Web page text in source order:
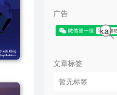
广告
文章标签
暂无标签